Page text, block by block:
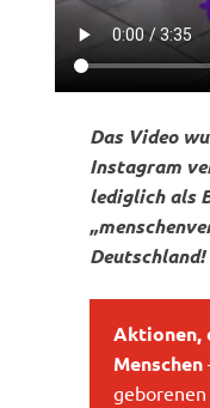
Das Video
Instagram
lediglich als
Deutschland!
Aktionen,
Menschen
geborenen